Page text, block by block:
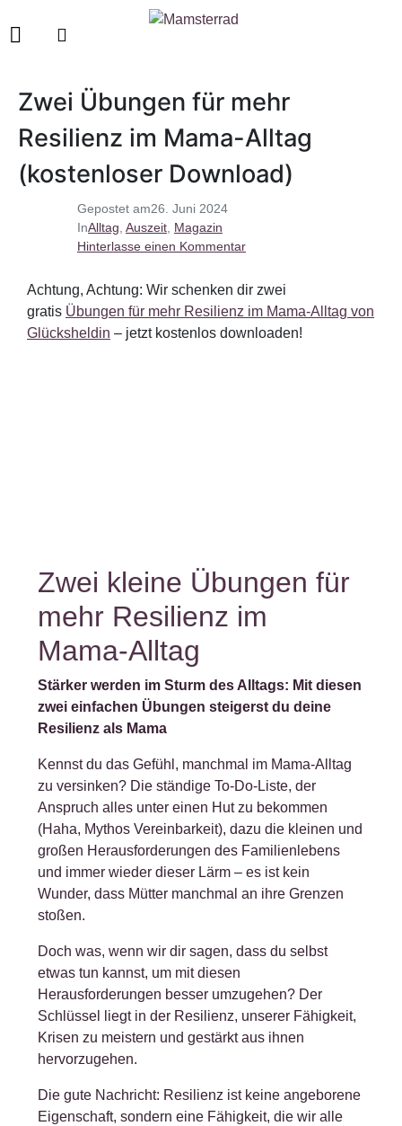
Gepostet am26. Juni 2024
InAlltag Auszeit Magazin
Hinterlasse einen Kommentar
Zwei Übungen für mehr
Resilienz im Mama-Alltag
(kostenloser Download)
Achtung, Achtung: Wir schenken dir zwei
gratis Übungen für mehr Resilienz im Mama-Alltag von
Glücksheldin – jetzt kostenlos downloaden!
Zwei kleine Übungen für
mehr Resilienz im
Mama-Alltag
Stärker werden im Sturm des Alltags: Mit diesen
zwei einfachen Übungen steigerst du deine
Resilienz als Mama
Kennst du das Gefühl, manchmal im Mama-Alltag
zu versinken? Die ständige To-Do-Liste, der
Anspruch alles unter einen Hut zu bekommen
(Haha, Mythos Vereinbarkeit), dazu die kleinen und
großen Herausforderungen des Familienlebens
und immer wieder dieser Lärm – es ist kein
Wunder, dass Mütter manchmal an ihre Grenzen
stoßen.
Doch was, wenn wir dir sagen, dass du selbst
etwas tun kannst, um mit diesen
Herausforderungen besser umzugehen? Der
Schlüssel liegt in der Resilienz, unserer Fähigkeit,
Krisen zu meistern und gestärkt aus ihnen
hervorzugehen.
Die gute Nachricht: Resilienz ist keine angeborene
Eigenschaft, sondern eine Fähigkeit, die wir alle